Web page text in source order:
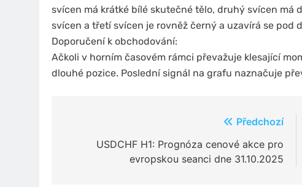
svícen má krátké bílé skutečné tělo, druhý svícen má
svícen a třetí svícen je rovněž černý a uzavírá se pod
Doporučení k obchodování:
Ačkoli v horním časovém rámci převažuje klesající
dlouhé pozice. Poslední signál na grafu naznačuje
příspěvek
Předchozí
USDCHF H1: Prognóza cenové akce pro
evropskou seanci dne 31.10.2025